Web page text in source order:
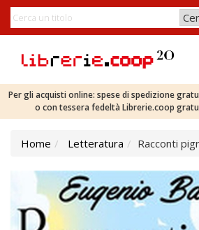
Per gli acquisti online: spese di spedizione
o con tessera fedeltà Librerie.coop
Home Letteratura Racconti